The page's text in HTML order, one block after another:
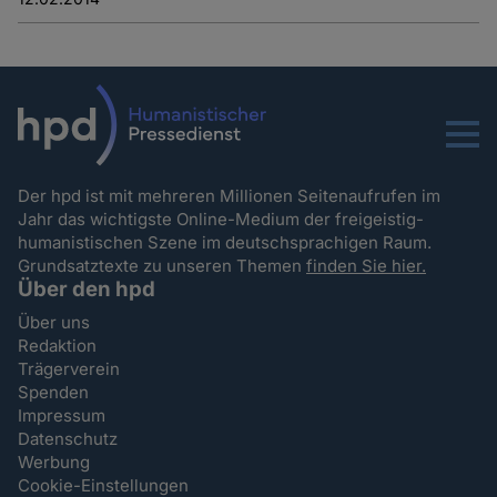
Menu
Der hpd ist mit mehreren Millionen Seitenaufrufen im
Jahr das wichtigste Online-Medium der freigeistig-
humanistischen Szene im deutschsprachigen Raum.
Grundsatztexte zu unseren Themenfinden Sie hier.
Über den hpd
Über uns
Redaktion
Trägerverein
Spenden
Impressum
Datenschutz
Werbung
Cookie-Einstellungen